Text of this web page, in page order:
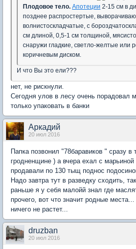
Плодовое тело. Апотеции 2-15 см в
позднее распростертые,
волнистоскладчатые, с
см длиной, 0,5-1 см толщиной,
снаружи гладкие, светло-желтые или
коричневым диском.
И что Вы это ели???
нет, не рискнули.
Сегодня улов в лесу очень порадовал
только упаковать в банки
Аркадий
20 июл 2016
Папка позвонил "78баравиков " сразу в
гродненщине ) а вчера ехал с марьиной
продавали по 130 тыщ поднос
Надо завтра тут в разведку сходить,
раньше я у себя малойй знал где
прочего, вот что значит родные
ничего не растет...
druzban
20 июл 2016